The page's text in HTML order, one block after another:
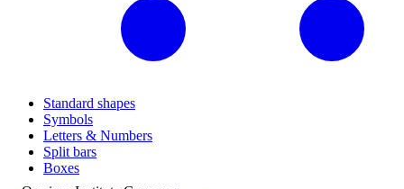
Standard shapes
Symbols
Letters & Numbers
Split bars
Boxes